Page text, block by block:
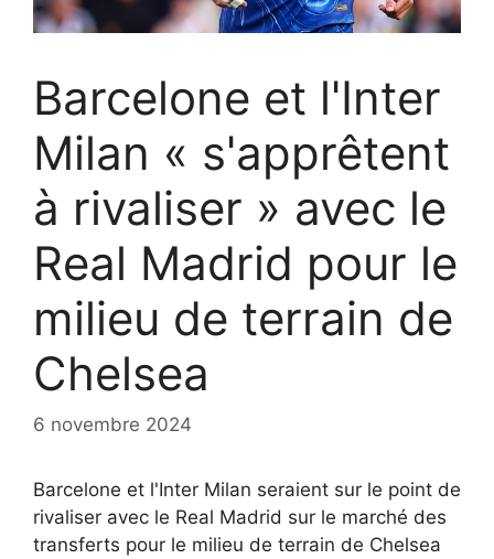
Barcelone et l'Inter
Milan « s'apprêtent
à rivaliser » avec le
Real Madrid pour le
milieu de terrain de
Chelsea
6 novembre 2024
Barcelone et l'Inter Milan seraient sur le point de
rivaliser avec le Real Madrid sur le marché des
transferts pour le milieu de terrain de Chelsea